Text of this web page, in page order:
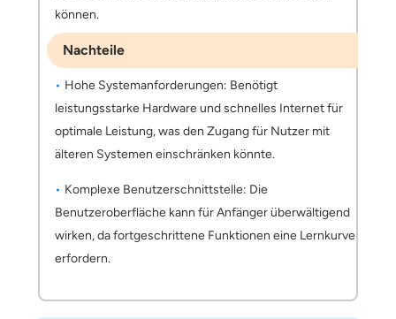
können.
Nachteile
Hohe Systemanforderungen: Benötigt
leistungsstarke Hardware und schnelles Internet für
optimale Leistung, was den Zugang für Nutzer mit
älteren Systemen einschränken könnte.
Komplexe Benutzerschnittstelle: Die
Benutzeroberfläche kann für Anfänger überwältigend
wirken, da fortgeschrittene Funktionen eine Lernkurve
erfordern.